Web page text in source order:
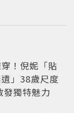
！倪妮「貼
」38歲尺度
發獨特魅力